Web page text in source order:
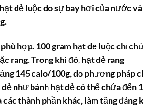
dẻ luộc do sự bay hơi của nước và
hợp. 100 gram hạt dẻ luộc chỉ
rang. Trong khi đó, hạt dẻ rang
145 calo/100g, do phương pháp
như bánh hạt dẻ có thể chứa đến
thành phần khác, làm tăng đáng